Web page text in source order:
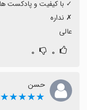
عالی
۰ ۰
حسن
★★★★★